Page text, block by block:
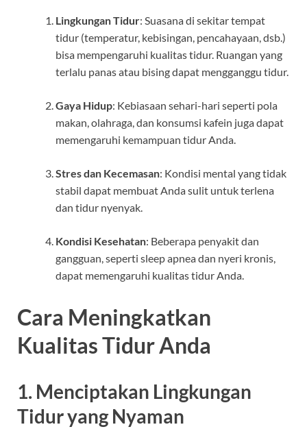
Lingkungan Tidur: Suasana di sekitar tempat
tidur (temperatur, kebisingan, pencahayaan, dsb.)
bisa mempengaruhi kualitas tidur. Ruangan yang
terlalu panas atau bising dapat mengganggu tidur.
Gaya Hidup: Kebiasaan sehari-hari seperti pola
makan, olahraga, dan konsumsi kafein juga dapat
memengaruhi kemampuan tidur Anda.
Stres dan Kecemasan: Kondisi mental yang tidak
stabil dapat membuat Anda sulit untuk terlena
dan tidur nyenyak.
Kondisi Kesehatan: Beberapa penyakit dan
gangguan, seperti sleep apnea dan nyeri kronis,
dapat memengaruhi kualitas tidur Anda.
Cara Meningkatkan
Kualitas Tidur Anda
1. Menciptakan Lingkungan
Tidur yang Nyaman